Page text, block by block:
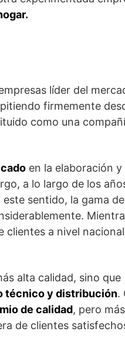
líder del
firmemente
como una
en la elaboración y
a lo largo de los
sentido, la gama de
clientes a nivel
alta calidad, sino que
técnico y distribución.
de calidad, pero
de clientes